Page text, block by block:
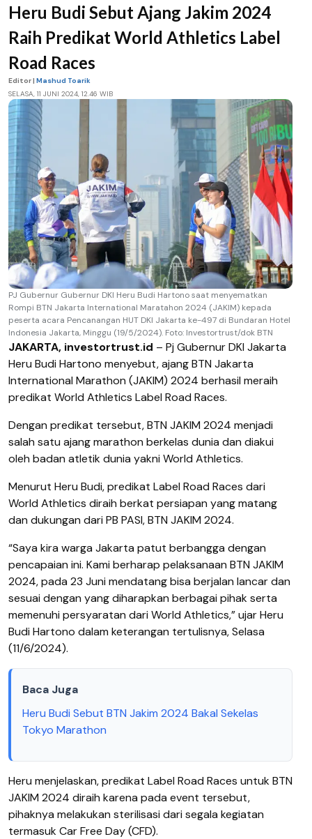
Heru Budi Sebut Ajang Jakim 2024
Raih Predikat World Athletics Label
Road Races
Editor | Mashud Toarik
SELASA, 11 JUNI 2024, 12.46 WIB
PJ Gubernur Gubernur DKI Heru Budi Hartono saat menyematkan
Rompi BTN Jakarta International Maratahon 2024 (JAKIM) kepada
peserta acara Pencanangan HUT DKI Jakarta ke-497 di Bundaran Hotel
Indonesia Jakarta, Minggu (19/5/2024). Foto: Investortrust/dok BTN
JAKARTA, investortrust.id – Pj Gubernur DKI Jakarta
Heru Budi Hartono menyebut, ajang BTN Jakarta
International Marathon (JAKIM) 2024 berhasil meraih
predikat World Athletics Label Road Races.
Dengan predikat tersebut, BTN JAKIM 2024 menjadi
salah satu ajang marathon berkelas dunia dan diakui
oleh badan atletik dunia yakni World Athletics.
Menurut Heru Budi, predikat Label Road Races dari
World Athletics diraih berkat persiapan yang matang
dan dukungan dari PB PASI, BTN JAKIM 2024.
“Saya kira warga Jakarta patut berbangga dengan
pencapaian ini. Kami berharap pelaksanaan BTN JAKIM
2024, pada 23 Juni mendatang bisa berjalan lancar dan
sesuai dengan yang diharapkan berbagai pihak serta
memenuhi persyaratan dari World Athletics,” ujar Heru
Budi Hartono dalam keterangan tertulisnya, Selasa
(11/6/2024).
Baca Juga
Heru Budi Sebut BTN Jakim 2024 Bakal Sekelas
Tokyo Marathon
Heru menjelaskan, predikat Label Road Races untuk BTN
JAKIM 2024 diraih karena pada event tersebut,
pihaknya melakukan sterilisasi dari segala kegiatan
termasuk Car Free Day (CFD).